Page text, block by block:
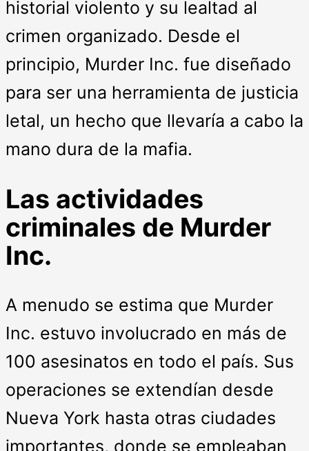
historial violento y su lealtad al
crimen organizado. Desde el
principio, Murder Inc. fue diseñado
para ser una herramienta de justicia
letal, un hecho que llevaría a cabo la
mano dura de la mafia.
Las actividades
criminales de Murder
Inc.
A menudo se estima que Murder
Inc. estuvo involucrado en más de
100 asesinatos en todo el país. Sus
operaciones se extendían desde
Nueva York hasta otras ciudades
importantes, donde se empleaban